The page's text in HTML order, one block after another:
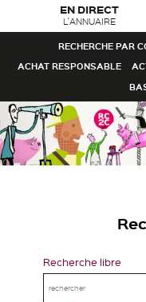
EN DIRECT
L'ANNUAIRE
RECHERCHE PAR
ACHAT RESPONSABLE
Recherche libre